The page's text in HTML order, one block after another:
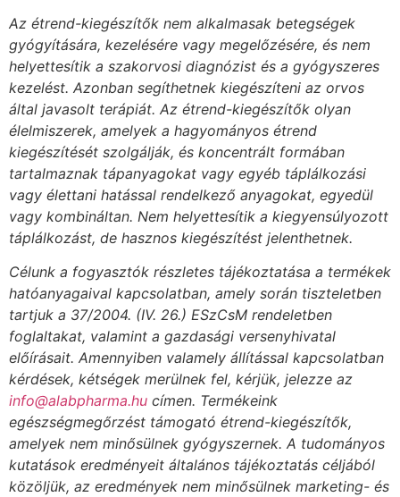
Az étrend-kiegészítők nem alkalmasak betegségek
gyógyítására, kezelésére vagy megelőzésére, és nem
helyettesítik a szakorvosi diagnózist és a gyógyszeres
kezelést. Azonban segíthetnek kiegészíteni az orvos
által javasolt terápiát. Az étrend-kiegészítők olyan
élelmiszerek, amelyek a hagyományos étrend
kiegészítését szolgálják, és koncentrált formában
tartalmaznak tápanyagokat vagy egyéb táplálkozási
vagy élettani hatással rendelkező anyagokat, egyedül
vagy kombináltan. Nem helyettesítik a kiegyensúlyozott
táplálkozást, de hasznos kiegészítést jelenthetnek.
Célunk a fogyasztók részletes tájékoztatása a termékek
hatóanyagaival kapcsolatban, amely során tiszteletben
tartjuk a 37/2004. (IV. 26.) ESzCsM rendeletben
foglaltakat, valamint a gazdasági versenyhivatal
előírásait. Amennyiben valamely állítással kapcsolatban
kérdések, kétségek merülnek fel, kérjük, jelezze az
info@alabpharma.hu címen. Termékeink
egészségmegőrzést támogató étrend-kiegészítők,
amelyek nem minősülnek gyógyszernek. A tudományos
kutatások eredményeit általános tájékoztatás céljából
közöljük, az eredmények nem minősülnek marketing- és